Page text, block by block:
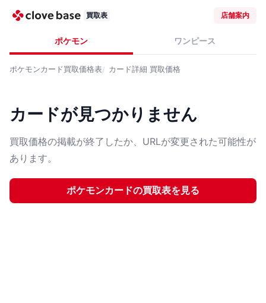
買取表 店舗案内
ポケモン ワンピース
ポケモンカード買取価格表 カード詳細 買取価格
カードが見つかりません
買取価格の掲載が終了したか、URLが変更された可能性が
あります。
ポケモンカードの買取表を見る